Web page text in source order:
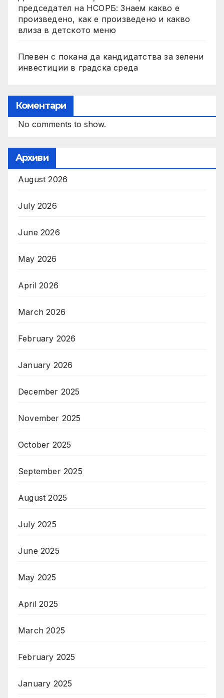
председател на НСОРБ: Знаем какво е
произведено, как е произведено и какво
влиза в детското меню
Плевен с покана да кандидатства за зелени
инвестиции в градска среда
Коментари
No comments to show.
Архиви
August 2026
July 2026
June 2026
May 2026
April 2026
March 2026
February 2026
January 2026
December 2025
November 2025
October 2025
September 2025
August 2025
July 2025
June 2025
May 2025
April 2025
March 2025
February 2025
January 2025